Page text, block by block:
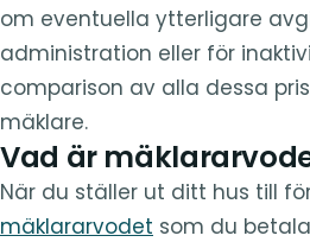
om eventuella ytterligare
administration eller för
comparison av alla dessa
mäklare.
Vad är
När du ställer ut ditt hus till
mäklararvodet som du